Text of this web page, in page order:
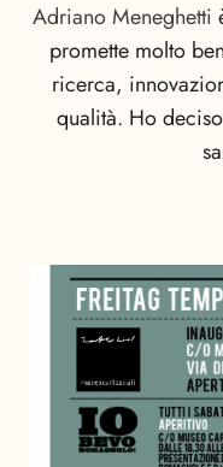
Adriano Meneghetti
promette molto
ricerca,
qualità. Ho